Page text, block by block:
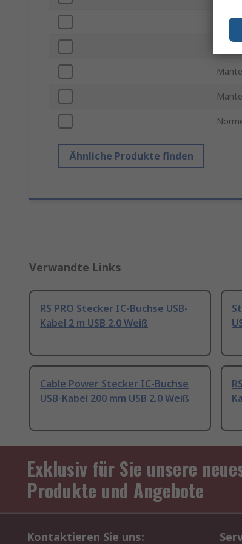
Ähnliche Produkte finden
Verwandte Links
RS PRO Stecker IC-Buchse USB-
Kabel 2 m USB 2.0 Weiß
Cable Power Stecker IC-Buchse
USB-Kabel 200 mm USB 2.0 Weiß
Exklusiv für Sie unsere
Produkte und Angebote
Kontaktieren Sie uns: